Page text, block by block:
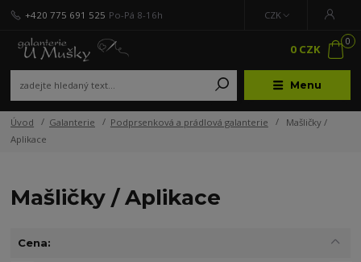
Menu
CZK
+420 775 691 525 Po-Pá 8-16h
0
0 CZK
Úvod Galanterie Podprsenková a prádlová galanterie
Mašličky /
Aplikace
Mašličky / Aplikace
Cena: